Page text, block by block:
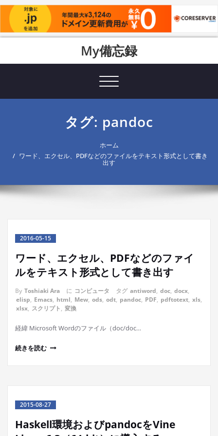
content
My備忘録
Toggle
タグ: pandoc
ホーム
ワード、エクセル、PDFなどのファイルをテキスト形式として書き
出す
2016-05-15
ワード、エクセル、PDFなどのファイ
ルをテキスト形式として書き出す
By Toshiaki Ara に コンピュータ タグ antiword, doc, docx,
elisp, Emacs, html, Mew, ods, odt, pandoc, PDF, pdftotext, xls,
xlsx, スクリプト, 変換
経緯 Microsoft Wordのファイル（doc/doc…
続きを読む
2015-08-27
Haskell環境およびpandocをVine